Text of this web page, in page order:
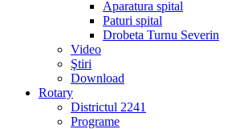
Aparatura spital
Paturi spital
Drobeta Turnu Severin
Video
Ştiri
Download
Rotary
Districtul 2241
Programe